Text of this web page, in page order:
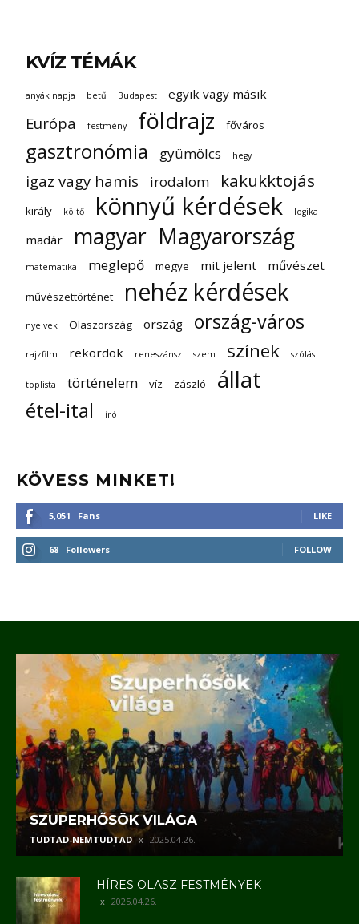
KVÍZ TÉMÁK
anyák napja betű Budapest egyik vagy másik
Európa festmény földrajz főváros
gasztronómia gyümölcs hegy
igaz vagy hamis irodalom kakukktojás
király költő könnyű kérdések logika
madár magyar Magyarország
matematika meglepő megye mit jelent művészet
művészettörténet nehéz kérdések
nyelvek Olaszország ország ország-város
rajzfilm rekordok reneszánsz szem színek szólás
toplista történelem víz zászló állat
étel-ital író
KÖVESS MINKET!
5,051 Fans LIKE
68 Followers FOLLOW
SZUPERHŐSÖK VILÁGA
TUDTAD-NEMTUDTAD 2025.04.26.
HÍRES OLASZ FESTMÉNYEK
2025.04.26.